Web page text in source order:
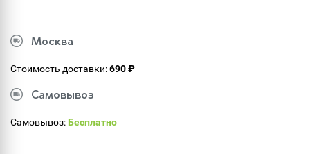
Москва
Стоимость доставки:690 ₽
Самовывоз
Самовывоз:Бесплатно